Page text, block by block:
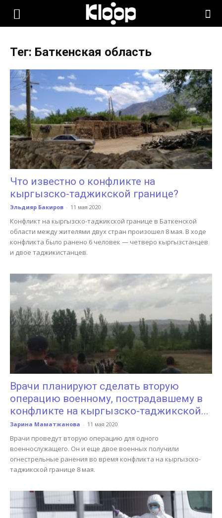
KLOOP.KG
Новости
Кыргызстана
Тег: Баткенская область
Что известно о конфликте на
кыргызско-таджикской границе?
Эльдияр Бакиров - 11 мая 2020
Конфликт на кыргызско-таджикской границе в Баткенской
области между жителями двух стран произошел 8 мая. В ходе
конфликта было ранено 6 человек — четверо кыргызстанцев
и двое таджикистанцев.
Врачи планируют сделать вторую
операцию военному, пострадавшему в
конфликте на кыргызско-таджикской...
Зарина Маматжанова - 11 мая 2020
Врачи проведут вторую операцию для одного
военнослужащего. Он и еще двое военных получили
огнестрельные ранения во время конфликта на кыргызско-
таджикской границе 8 мая.